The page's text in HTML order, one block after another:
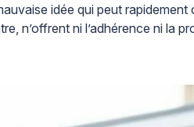
idée qui peut
n’offrent ni l’adhérence ni